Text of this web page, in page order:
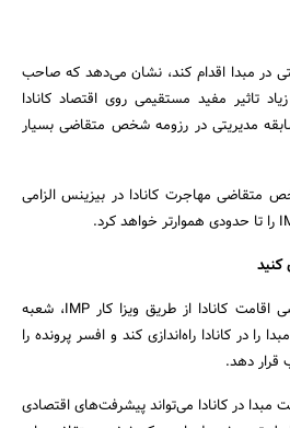
مبدا اقدام کند، نشان می‌دهد که صاحب
تاثیر مفید مستقیمی روی اقتصاد کانادا
مدیریتی در رزومه شخص متقاضی بسیار
متقاضی مهاجرت کانادا در بیزینس الزامی
کنید
در این روش کافی است متقاضی اقامت کانادا از طریق ویزا کار IMP، شعبه
در کانادا راه‌اندازی کند و افسر پرونده را
قرار دهد.
در کانادا می‌تواند پیشرفت‌های اقتصادی